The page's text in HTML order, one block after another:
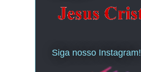
Siga nosso Instagram!